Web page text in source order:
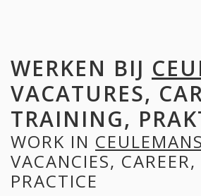
WERKEN BIJ
VACATURES,
TRAINING,
WORK IN CEULEMANS
VACANCIES,
PRACTICE